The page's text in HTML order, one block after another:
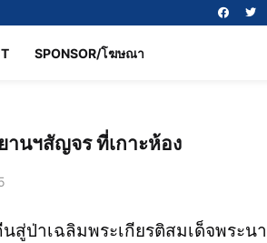
SPONSOR/โฆษณา
นฯสัญจร ที่เกาะห้อง
สู่ป่าเฉลิมพระเกียรติสมเด็จพระนา